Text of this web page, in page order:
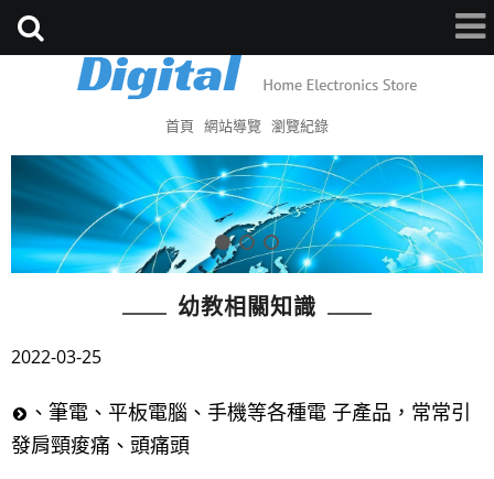
首頁 網站導覽 瀏覽紀錄
幼教相關知識
2022-03-25
、筆電、平板電腦、手機等各種電 子產品，常常引
發肩頸痠痛、頭痛頭